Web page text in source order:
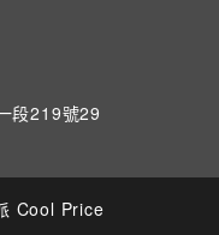
段219號29
Cool Price